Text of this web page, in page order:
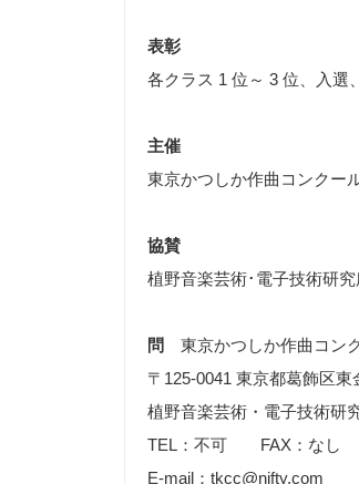
表彰
各クラス 1 位～ 3 位、入選
主催
東京かつしか作曲コンクー
協賛
植野音楽芸術･電子技術研究
問 東京かつしか作曲コン
〒125-0041 東京都葛飾区東
植野音楽芸術・電子技術研
TEL：不可 FAX：なし
E-mail：tkcc@nifty.com